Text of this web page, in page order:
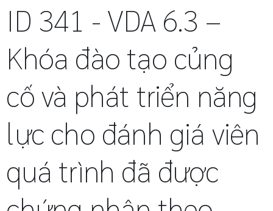
ID 341 - VDA 6.3 –
Khóa đào tạo củng
cố và phát triển năng
lực cho đánh giá viên
quá trình đã được